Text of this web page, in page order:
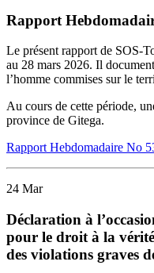
Rapport
Le présent rapport de SOS-
au 28 mars 2026. Il
l’homme commises sur le
Au cours de cette période,
province de Gitega.
Rapport Hebdomadaire No
24 Mar
Déclaration à
pour le droit à la
des violations graves